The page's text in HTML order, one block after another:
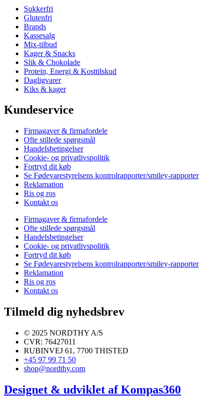
Sukkerfri
Glutenfri
Brands
Kassesalg
Mix-tilbud
Kager & Snacks
Slik & Chokolade
Protein, Energi & Kosttilskud
Dagligvarer
Kiks & kager
Kundeservice
Firmagaver & firmafordele
Ofte stillede spørgsmål
Handelsbetingelser
Cookie- og privatlivspolitik
Fortryd dit køb
Se Fødevarestyrelsens kontrolrapporter/smiley-rapporter
Reklamation
Ris og ros
Kontakt os
Firmagaver & firmafordele
Ofte stillede spørgsmål
Handelsbetingelser
Cookie- og privatlivspolitik
Fortryd dit køb
Se Fødevarestyrelsens kontrolrapporter/smiley-rapporter
Reklamation
Ris og ros
Kontakt os
Tilmeld dig nyhedsbrev
© 2025 NORDTHY A/S
CVR: 76427011
RUBINVEJ 61, 7700 THISTED
+45 97 99 71 50
shop@nordthy.com
Designet & udviklet afKompas360